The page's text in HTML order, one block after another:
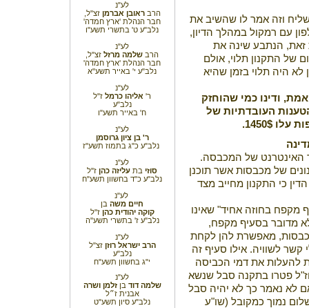
וזה אמר לו שהשיב את
עם רמקול במהלך הדיון,
זאת, הנתבע שינה את
של התקנון תלוי, אולם
היה תלוי בזמן שהיא
ודינו כמי שהוחזק
העובדתיות של
1450$.
האינטרנט של המכבסה.
של מכבסות אשר תוכנן
כי התקנון מחייב מצד
מקפח בחוזה אחיד" שאינו
מדובר בסעיף מקפח,
מאפשרת להן לקחת
לשוויה. אילו סעיף זה
להעלות את דמי הכביסה
פטרו בתקנה סבל שנשא
לא נאמר כך לא יהיה סבל
נמוך כמקובל (שו"ע
לע"נ
הרב ראובן אברמן זצ"ל,
חבר הנהלת 'ארץ חמדה'
נלב"ע ט' בתשרי תשע"ו
לע"נ
הרב שלמה מרזל זצ"ל,
חבר הנהלת 'ארץ חמדה'
נלב"ע י' באייר תשע"א
לע"נ
ר' אליהו כרמל ז"ל
נלב"ע
ח' באייר תשע"ו
לע"נ
ר' בן ציון גרוסמן
נלב"ע כ"ג בתמוז תשע"ז
לע"נ
סוזי בת עליזה כהן ז"ל
נלב"ע כ"ד בחשוון תשע"ח
לע"נ
חיים משה בן
קוקה יהודית כהן ז"ל
נלב"ע ז' בתשרי תשע"ה
לע"נ
הרב ישראל רוזן זצ"ל
נלב"ע
י"ג בחשוון תשע"ח
לע"נ
שלמה דוד בן זלמן ושרה
אבנית ז״ל
נלב"ע סיון תשע"ט